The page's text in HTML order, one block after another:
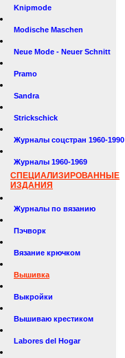
Knipmode
Modische Maschen
Neue Mode - Neuer Schnitt
Pramo
Sandra
Strickschick
Журналы соцстран 1960-1990
Журналы 1960-1969
СПЕЦИАЛИЗИРОВАННЫЕ
ИЗДАНИЯ
Журналы по вязанию
Пэчворк
Вязание крючком
Вышивка
Выкройки
Вышиваю крестиком
Labores del Hogar